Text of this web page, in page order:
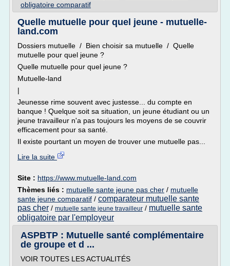
obligatoire comparatif
Quelle mutuelle pour quel jeune - mutuelle-
land.com
Dossiers mutuelle / Bien choisir sa mutuelle / Quelle
mutuelle pour quel jeune ?
Quelle mutuelle pour quel jeune ?
Mutuelle-land
|
Jeunesse rime souvent avec justesse... du compte en
banque ! Quelque soit sa situation, un jeune étudiant ou un
jeune travailleur n'a pas toujours les moyens de se couvrir
efficacement pour sa santé.
Il existe pourtant un moyen de trouver une mutuelle pas...
Lire la suite
Site : https://www.mutuelle-land.com
Thèmes liés : mutuelle sante jeune pas cher / mutuelle
sante jeune comparatif / comparateur mutuelle sante
pas cher / mutuelle sante jeune travailleur / mutuelle sante
obligatoire par l'employeur
ASPBTP : Mutuelle santé complémentaire
de groupe et d ...
VOIR TOUTES LES ACTUALITÉS